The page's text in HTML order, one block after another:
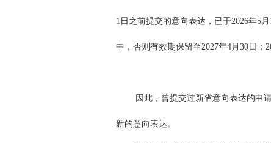
1日之前提交的意向表达，已于2026年5
中，否则有效期保留至2027年4月30日；
因此，曾提交过新省意向表达的申
新的意向表达。